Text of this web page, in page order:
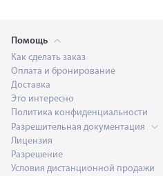
Помощь
Как сделать заказ
Оплата и бронирование
Доставка
Это интересно
Политика конфиденциальности
Разрешительная документация
Лицензия
Разрешение
Условия дистанционной продажи